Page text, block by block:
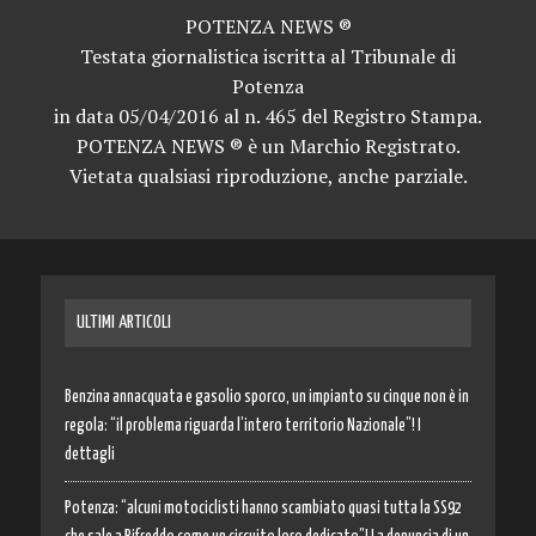
POTENZA NEWS ®
Testata giornalistica iscritta al Tribunale di
Potenza
in data 05/04/2016 al n. 465 del Registro Stampa.
POTENZA NEWS ® è un Marchio Registrato.
Vietata qualsiasi riproduzione, anche parziale.
ULTIMI ARTICOLI
Benzina annacquata e gasolio sporco, un impianto su cinque non è in
regola: “il problema riguarda l’intero territorio Nazionale”! I
dettagli
Potenza: “alcuni motociclisti hanno scambiato quasi tutta la SS92